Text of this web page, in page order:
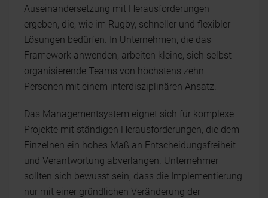
Auseinandersetzung mit Herausforderungen
ergeben, die, wie im Rugby, schneller und flexibler
Lösungen bedürfen. In Unternehmen, die das
Framework anwenden, arbeiten kleine, sich selbst
organisierende Teams von höchstens zehn
Personen mit einem interdisziplinären Ansatz.
Das Managementsystem eignet sich für komplexe
Projekte mit ständigen Herausforderungen, die dem
Einzelnen ein hohes Maß an Entscheidungsfreiheit
und Verantwortung abverlangen. Unternehmer
sollten sich bewusst sein, dass die Implementierung
nur mit einer gründlichen Veränderung der